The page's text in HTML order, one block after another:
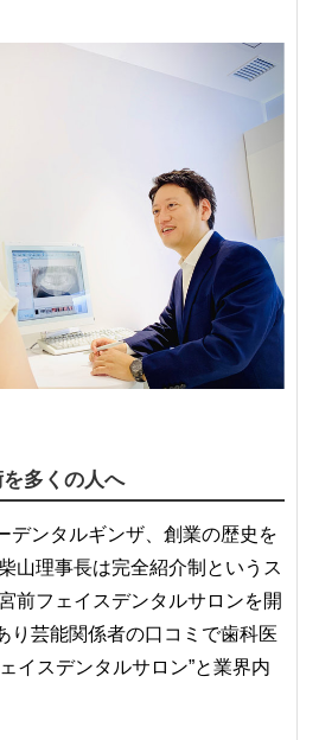
多くの人へ
デンタルギンザ、創業の歴史を
山理事長は完全紹介制というス
前フェイスデンタルサロンを開
り芸能関係者の口コミで歯科医
イスデンタルサロン”と業界内